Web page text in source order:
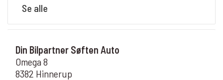
Din Bilpartner Søften Auto
Omega 8
8382 Hinnerup